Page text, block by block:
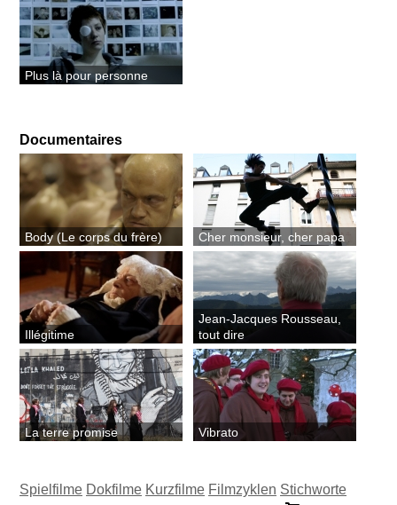
Plus là pour personne
Documentaires
Body (Le corps du frère) Cher monsieur, cher papa
Illégitime
Jean-Jacques Rousseau,
tout dire
La terre promise Vibrato
Spielfilme Dokfilme Kurzfilme Filmzyklen Stichworte